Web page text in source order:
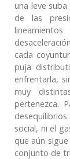
una leve
de las
cada
puja
enfrentarla,
muy
pertenezca.
social, ni el
que aún
conjunto de